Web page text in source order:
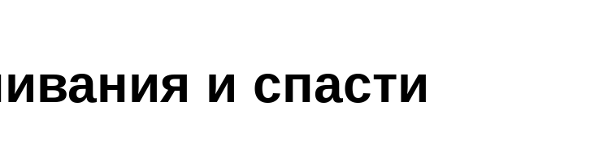
и спасти